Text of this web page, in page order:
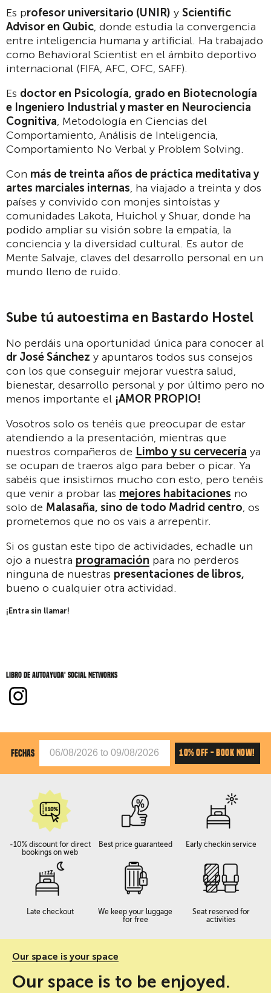
Es profesor universitario (UNIR) y Scientific
Advisor en Qubic, donde estudia la convergencia
entre inteligencia humana y artificial. Ha trabajado
como Behavioral Scientist en el ámbito deportivo
internacional (FIFA, AFC, OFC, SAFF).
Es doctor en Psicología, grado en Biotecnología
e Ingeniero Industrial y master en Neurociencia
Cognitiva, Metodología en Ciencias del
Comportamiento, Análisis de Inteligencia,
Comportamiento No Verbal y Problem Solving.
Con más de treinta años de práctica meditativa y
artes marciales internas, ha viajado a treinta y dos
países y convivido con monjes sintoístas y
comunidades Lakota, Huichol y Shuar, donde ha
podido ampliar su visión sobre la empatía, la
conciencia y la diversidad cultural. Es autor de
Mente Salvaje, claves del desarrollo personal en un
mundo lleno de ruido.
Sube tú autoestima en Bastardo Hostel
No perdáis una oportunidad única para conocer al
dr José Sánchez y apuntaros todos sus consejos
con los que conseguir mejorar vuestra salud,
bienestar, desarrollo personal y por último pero no
menos importante el ¡AMOR PROPIO!
Vosotros solo os tenéis que preocupar de estar
atendiendo a la presentación, mientras que
nuestros compañeros de Limbo y su cervecería ya
se ocupan de traeros algo para beber o picar. Ya
sabéis que insistimos mucho con esto, pero tenéis
que venir a probar las mejores habitaciones no
solo de Malasaña, sino de todo Madrid centro, os
prometemos que no os vais a arrepentir.
Si os gustan este tipo de actividades, echadle un
ojo a nuestra programación para no perderos
ninguna de nuestras presentaciones de libros,
bueno o cualquier otra actividad.
¡Entra sin llamar!
libro de autoayuda' social networks
FECHAS 10% OFF - BOOK NOW!
-10% discount for direct
bookings on web
Best price guaranteed Early checkin service
Late checkout
We keep your luggage
for free
Seat reserved for
activities
Our space is your space
Our space is to be enjoyed.